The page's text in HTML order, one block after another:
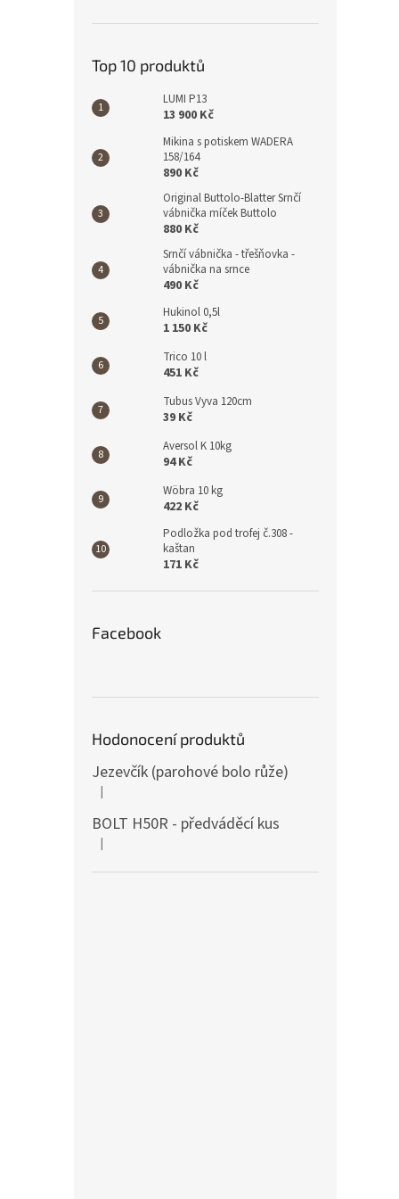
Top 10 produktů
LUMI P13
13 900 Kč
Mikina s potiskem WADERA
158/164
890 Kč
Original Buttolo-Blatter Srnčí
vábnička míček Buttolo
880 Kč
Srnčí vábnička - třešňovka -
vábnička na srnce
490 Kč
Hukinol 0,5l
1 150 Kč
Trico 10 l
451 Kč
Tubus Vyva 120cm
39 Kč
Aversol K 10kg
94 Kč
Wöbra 10 kg
422 Kč
Podložka pod trofej č.308 -
kaštan
171 Kč
Facebook
Hodonocení produktů
Jezevčík (parohové bolo růže)
Hodnocení produktu je 5 z 5 hvězdiček.
|
BOLT H50R - předváděcí kus
Hodnocení produktu je 5 z 5 hvězdiček.
|